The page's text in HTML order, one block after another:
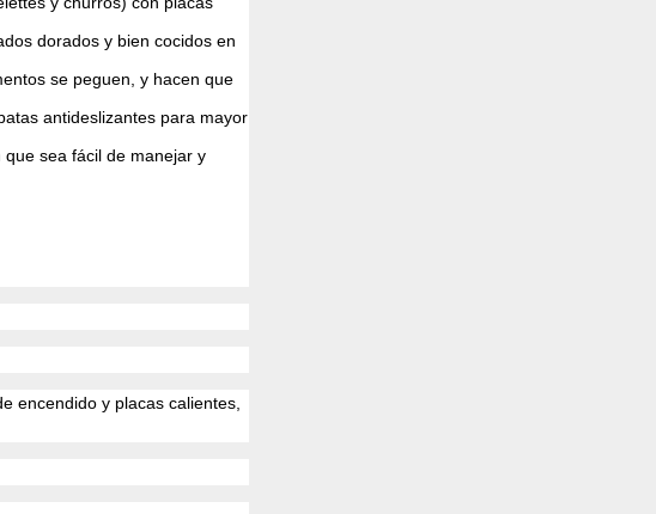
dorados y bien cocidos en
se peguen, y hacen que
antideslizantes para mayor
sea fácil de manejar y
encendido y placas calientes,